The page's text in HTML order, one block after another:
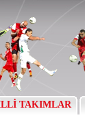
TAKIMLAR